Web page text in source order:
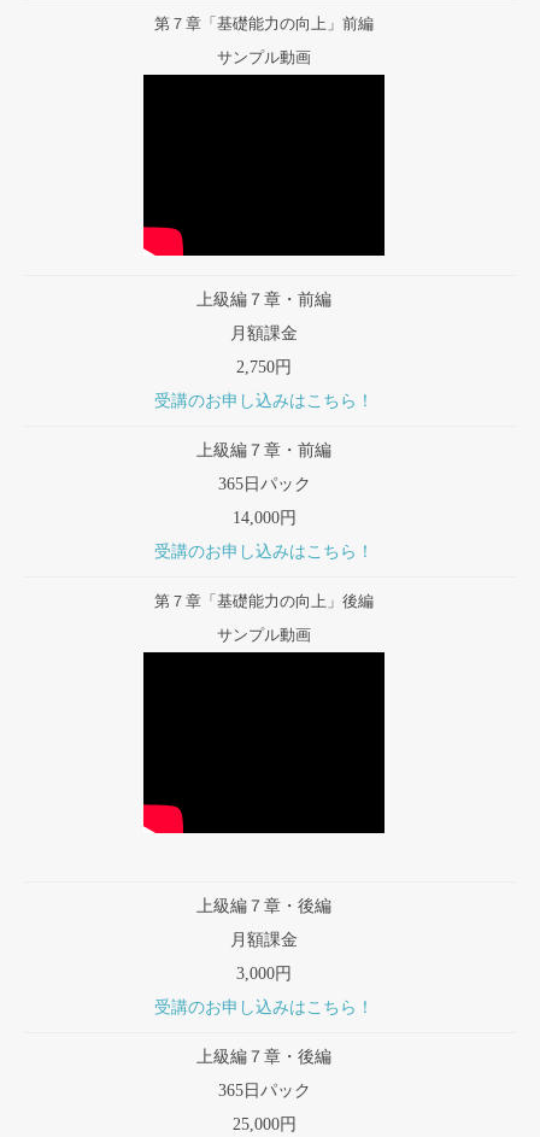
第７章「基礎能力の向上」前編
サンプル動画
上級編７章・前編
月額課金
2,750円
受講のお申し込みはこちら！
上級編７章・前編
365日パック
14,000円
受講のお申し込みはこちら！
第７章「基礎能力の向上」後編
サンプル動画
上級編７章・後編
月額課金
3,000円
受講のお申し込みはこちら！
上級編７章・後編
365日パック
25,000円